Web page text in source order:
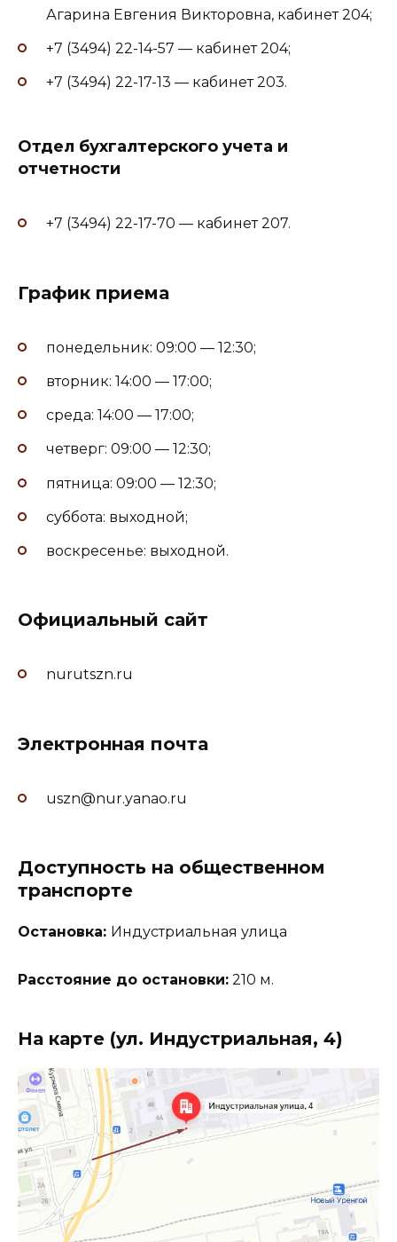
Агарина Евгения Викторовна, кабинет 204;
+7 (3494) 22-14-57 — кабинет 204;
+7 (3494) 22-17-13 — кабинет 203.
Отдел бухгалтерского учета и
отчетности
+7 (3494) 22-17-70 — кабинет 207.
График приема
понедельник: 09:00 — 12:30;
вторник: 14:00 — 17:00;
среда: 14:00 — 17:00;
четверг: 09:00 — 12:30;
пятница: 09:00 — 12:30;
суббота: выходной;
воскресенье: выходной.
Официальный сайт
nurutszn.ru
Электронная почта
uszn@nur.yanao.ru
Доступность на общественном
транспорте
Остановка: Индустриальная улица
Расстояние до остановки: 210 м.
На карте (ул. Индустриальная, 4)